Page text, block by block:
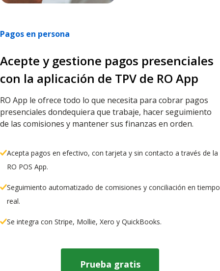
Pagos en persona
Acepte y gestione pagos presenciales
con la aplicación de TPV de RO App
RO App le ofrece todo lo que necesita para cobrar pagos
presenciales dondequiera que trabaje, hacer seguimiento
de las comisiones y mantener sus finanzas en orden.
Acepta pagos en efectivo, con tarjeta y sin contacto a través de la
RO POS App.
Seguimiento automatizado de comisiones y conciliación en tiempo
real.
Se integra con Stripe, Mollie, Xero y QuickBooks.
Prueba gratis